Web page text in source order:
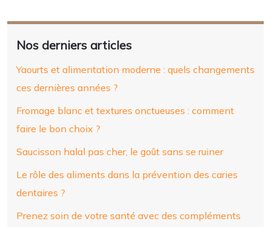
Nos derniers articles
Yaourts et alimentation moderne : quels changements
ces dernières années ?
Fromage blanc et textures onctueuses : comment
faire le bon choix ?
Saucisson halal pas cher, le goût sans se ruiner
Le rôle des aliments dans la prévention des caries
dentaires ?
Prenez soin de votre santé avec des compléments